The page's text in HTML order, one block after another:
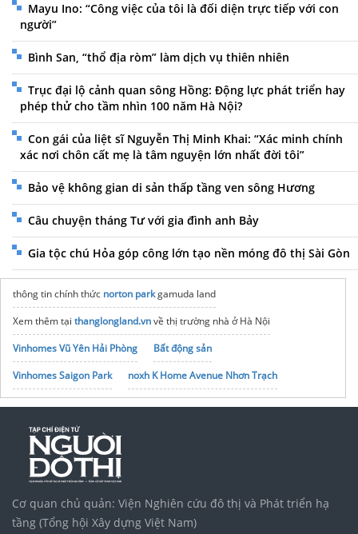
Mayu Ino: “Công việc của tôi là đối diện trực tiếp với con
người”
Bình San, “thổ địa ròm” làm dịch vụ thiên nhiên
Trục đại lộ cảnh quan sông Hồng: Động lực phát triển hay
phép thử cho tầm nhìn 100 năm Hà Nội?
Con gái của liệt sĩ Nguyễn Thị Minh Khai: “Xác minh chính
xác nơi chôn cất mẹ là tâm nguyện lớn nhất đời tôi”
Bảo vệ không gian di sản thấp tầng ven sông Hương
Câu chuyện tháng Tư với gia đình anh Bảy
Gia tộc chú Hỏa góp công lớn tạo nền móng đô thị Sài Gòn
thông tin chính thức norton parkgamuda land
Xem thêm tại thanglongland.vnvề thị trường nhà ở Hà Nội
Vinhomes Vũ Yên Hải Phòng
Bất động sản
Vinhomes Saigon Park
noxh K Home Avenue Nhơn Trạch
Tập đoàn Bcons Group
Taxi Cầu NgangTrà Vinh
Giá Thép Tấm
Thiên Sơn Epoxy
Tham khảocầu thang sắt mỹ thuật
Nhà mẫuAT Saigon Riverside
Căn hộ 1 PNAK TowerTP HCM
Cơ quan chủ quản: Viện Nghiên cứu đô thị và Phát triển hạ
tầng (Tổng hội Xây dựng Việt Nam)